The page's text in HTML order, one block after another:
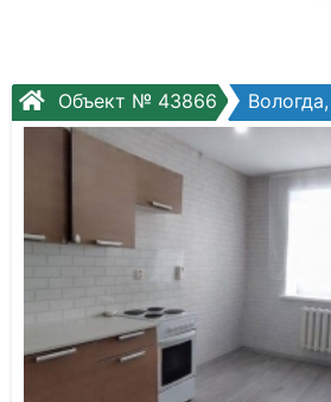
Объект № 43866 Вологда, 5-й